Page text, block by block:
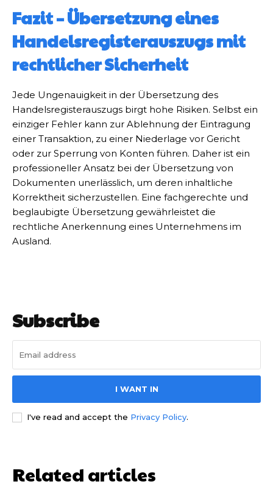
Fazit – Übersetzung eines
Handelsregisterauszugs mit
rechtlicher Sicherheit
Jede Ungenauigkeit in der Übersetzung des
Handelsregisterauszugs birgt hohe Risiken. Selbst ein
einziger Fehler kann zur Ablehnung der Eintragung
einer Transaktion, zu einer Niederlage vor Gericht
oder zur Sperrung von Konten führen. Daher ist ein
professioneller Ansatz bei der Übersetzung von
Dokumenten unerlässlich, um deren inhaltliche
Korrektheit sicherzustellen. Eine fachgerechte und
beglaubigte Übersetzung gewährleistet die
rechtliche Anerkennung eines Unternehmens im
Ausland.
Subscribe
I WANT IN
I've read and accept the Privacy Policy.
Related articles